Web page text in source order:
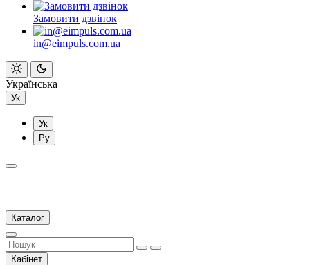
Замовити дзвінок
in@eimpuls.com.ua
Українська
Ук
Ук
Ру
Каталог
Кабінет